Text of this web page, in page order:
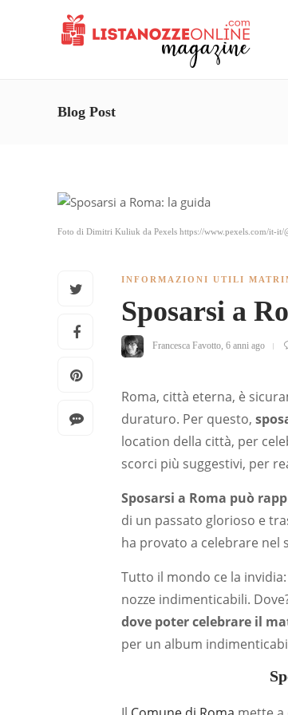
Blog Post
Foto di Dimitri Kuliuk da Pexels https://www.pexels.com/it-
INFORMAZIONI UTILI
Sposarsi a
Francesca Favotto 6 anni ago
Roma, città eterna, è
duraturo. Per questo,
location della città, per
scorci più suggestivi, per
Sposarsi a Roma può
di un passato glorioso e
ha provato a celebrare nel
Tutto il mondo ce la
nozze indimenticabili.
dove poter celebrare il
per un album